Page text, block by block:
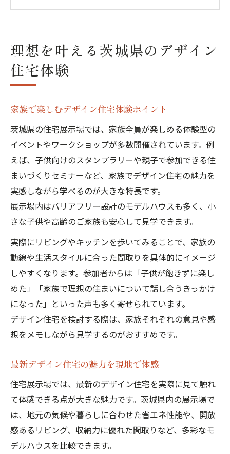
ント
デザイン住宅見学で家族の夢に近づく方法
見学ルートで比較するデザイン住宅の魅力
モデルハウス見学が夢実現へ導く理由
子供も喜ぶデザイン住宅見学の楽しみ方
理想の暮らしを考えるデザイン住宅体験
展示場巡りで見つける多彩なデザイン住宅
展示場を巡って発見するデザイン住宅の多
様性
つくば展示場で比較できるデザイン住宅の
魅力
複数モデルで体感するデザイン住宅の違い
デザイン住宅を見分ける展示場巡りのポイ
ント
住宅展示場で出会う最新デザイン住宅事情
茨城県の住宅展示場イベント活用術
家族で楽しめるデザイン住宅のイベント活
用法
茨城住宅展示場イベント情報の探し方
イベントを活用したデザイン住宅の比較術
住宅展示場イベントで得られる最新情報
住みやすさ発見に役立つ現地チェックポイント
理想を叶える茨城県のデザイン
住宅体験
家族で楽しむデザイン住宅体験ポイント
茨城県の住宅展示場では、家族全員が楽しめる体験型の
イベントやワークショップが多数開催されています。例
えば、子供向けのスタンプラリーや親子で参加できる住
まいづくりセミナーなど、家族でデザイン住宅の魅力を
実感しながら学べるのが大きな特長です。
展示場内はバリアフリー設計のモデルハウスも多く、小
さな子供や高齢のご家族も安心して見学できます。
実際にリビングやキッチンを歩いてみることで、家族の
動線や生活スタイルに合った間取りを具体的にイメージ
しやすくなります。参加者からは「子供が飽きずに楽し
めた」「家族で理想の住まいについて話し合うきっかけ
になった」といった声も多く寄せられています。
デザイン住宅を検討する際は、家族それぞれの意見や感
想をメモしながら見学するのがおすすめです。
最新デザイン住宅の魅力を現地で体感
住宅展示場では、最新のデザイン住宅を実際に見て触れ
て体感できる点が大きな魅力です。茨城県内の展示場で
は、地元の気候や暮らしに合わせた省エネ性能や、開放
感あるリビング、収納力に優れた間取りなど、多彩なモ
デルハウスを比較できます。